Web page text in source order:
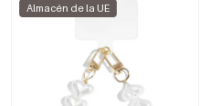
Almacén de la UE